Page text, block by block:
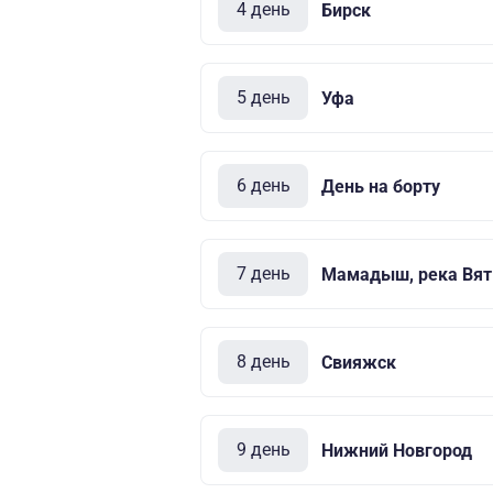
4 день Бирск
5 день Уфа
6 день День на борту
7 день Мамадыш, река
8 день Свияжск
9 день Нижний Новгород